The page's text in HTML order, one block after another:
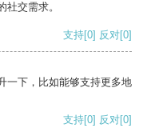
交需求。
支持[0] 反对[0]
一下，比如能够支持更多地
支持[0] 反对[0]